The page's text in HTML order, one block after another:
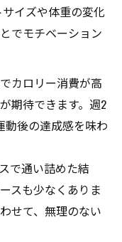
イズや体重の変化
でモチベーション
カロリー消費が高
期待できます。週2
動後の達成感を味わ
で通い詰めた結
スも少なくありま
せて、無理のない